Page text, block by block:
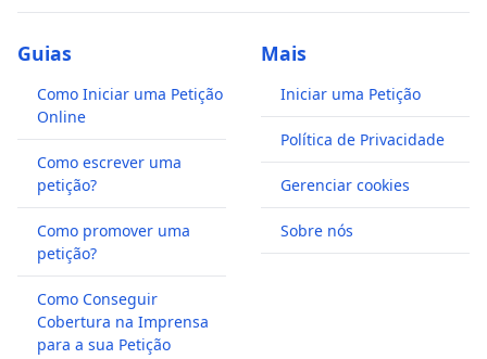
Guias
Como Iniciar uma Petição
Online
Como escrever uma
petição?
Como promover uma
petição?
Como Conseguir
Cobertura na Imprensa
para a sua Petição
Mais
Iniciar uma Petição
Política de Privacidade
Gerenciar cookies
Sobre nós